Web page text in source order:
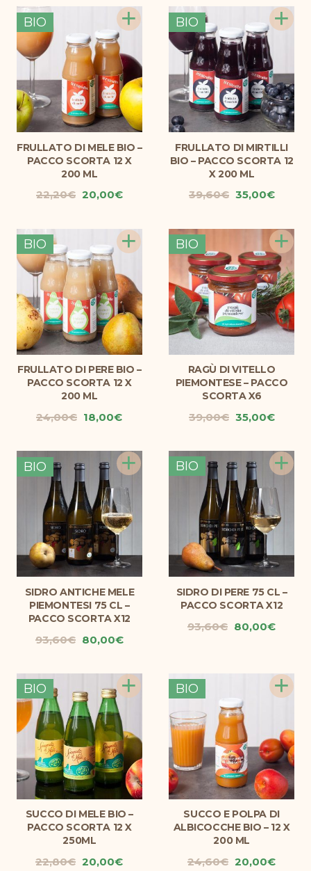
31,20€.
è:
25,00€.
50,39€.
FRULLATO DI MELE BIO –
PACCO SCORTA 12 X
200 ML
22,20€ Il
22,20€.
20,00€Il
è:
20,00€.
BIO +
FRULLATO DI MIRTILLI
BIO – PACCO SCORTA 12
X 200 ML
39,60€ Il
39,60€.
35,00€Il
è:
BIO +
FRULLATO DI PERE BIO –
PACCO SCORTA 12 X
200 ML
24,00€ Il
era:
24,00€.
18,00€Il
è:
18,00€.
BIO +
RAGÙ DI VITELLO
PIEMONTESE – PACCO
SCORTA X6
39,00€ Il
era:
39,00€.
35,00€Il
è:
BIO +
SIDRO ANTICHE MELE
PIEMONTESI 75 CL –
PACCO SCORTA X12
93,60€ Il
93,60€.
80,00€Il
è:
80,00€.
BIO +
SIDRO DI PERE 75 CL –
PACCO SCORTA X12
93,60€ Il
93,60€.
80,00€Il
BIO +
SUCCO DI MELE BIO –
PACCO SCORTA 12 X
250ML
22,80€ Il20,00€Il
BIO +
SUCCO E POLPA DI
ALBICOCCHE BIO – 12 X
200 ML
24,60€ Il20,00€Il
BIO +